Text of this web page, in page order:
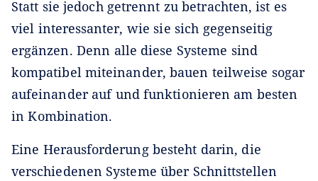
Statt sie jedoch getrennt zu betrachten, ist es
viel interessanter, wie sie sich gegenseitig
ergänzen. Denn alle diese Systeme sind
kompatibel miteinander, bauen teilweise sogar
aufeinander auf und funktionieren am besten
in Kombination.
Eine Herausforderung besteht darin, die
verschiedenen Systeme über Schnittstellen